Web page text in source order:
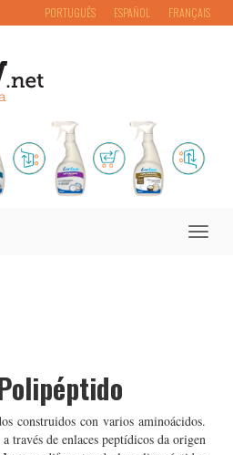
PORTUGUÊS ESPAÑOL FRANÇAIS
Toggle
construidos con varios aminoácidos.
través de enlaces peptídicos da origen